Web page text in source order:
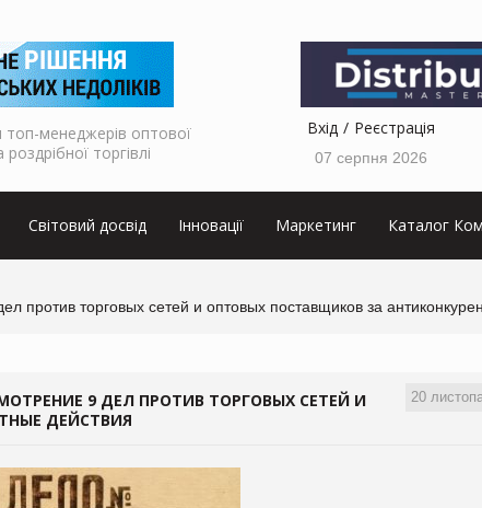
топ-менеджерів оптової
роздрібної торгівлі
Вхід Реєстрація
07 серпня 2026
Світовий досвід Інновації Маркетинг Каталог
против торговых сетей и оптовых поставщиков за
20
9 ДЕЛ ПРОТИВ ТОРГОВЫХ СЕТЕЙ И
ДЕЙСТВИЯ